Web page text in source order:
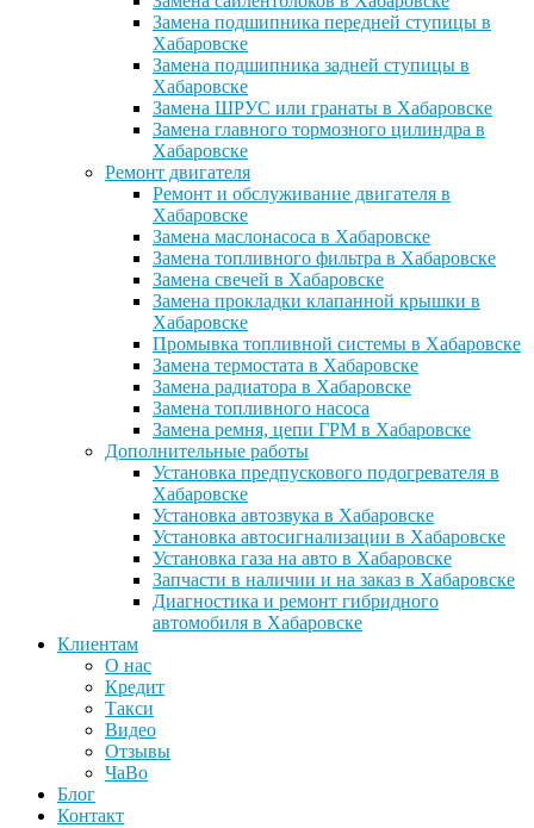
Замена подшипника передней ступицы в
Хабаровске
Замена подшипника задней ступицы в
Хабаровске
Замена ШРУС или гранаты в Хабаровске
Замена главного тормозного цилиндра в
Хабаровске
Ремонт двигателя
Ремонт и обслуживание двигателя в
Хабаровске
Замена маслонасоса в Хабаровске
Замена топливного фильтра в Хабаровске
Замена свечей в Хабаровске
Замена прокладки клапанной крышки в
Хабаровске
Промывка топливной системы в Хабаровске
Замена термостата в Хабаровске
Замена радиатора в Хабаровске
Замена топливного насоса
Замена ремня, цепи ГРМ в Хабаровске
Дополнительные работы
Установка предпускового подогревателя в
Хабаровске
Установка автозвука в Хабаровске
Установка автосигнализации в Хабаровске
Установка газа на авто в Хабаровске
Запчасти в наличии и на заказ в Хабаровске
Диагностика и ремонт гибридного
автомобиля в Хабаровске
Клиентам
О нас
Кредит
Такси
Видео
Отзывы
ЧаВо
Блог
Контакт